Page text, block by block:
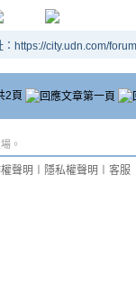
：https://city.udn.com/
2頁
。
聲明 隱私權聲明 客服